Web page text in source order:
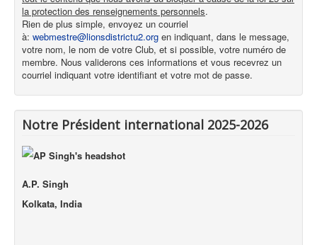
la protection des renseignements personnels.
Rien de plus simple, envoyez un courriel
à: webmestre@lionsdistrictu2.org en indiquant, dans le message,
votre nom, le nom de votre Club, et si possible, votre numéro de
membre. Nous validerons ces informations et vous recevrez un
courriel indiquant votre identifiant et votre mot de passe.
Notre Président international 2025-2026
A.P. Singh
Kolkata, India